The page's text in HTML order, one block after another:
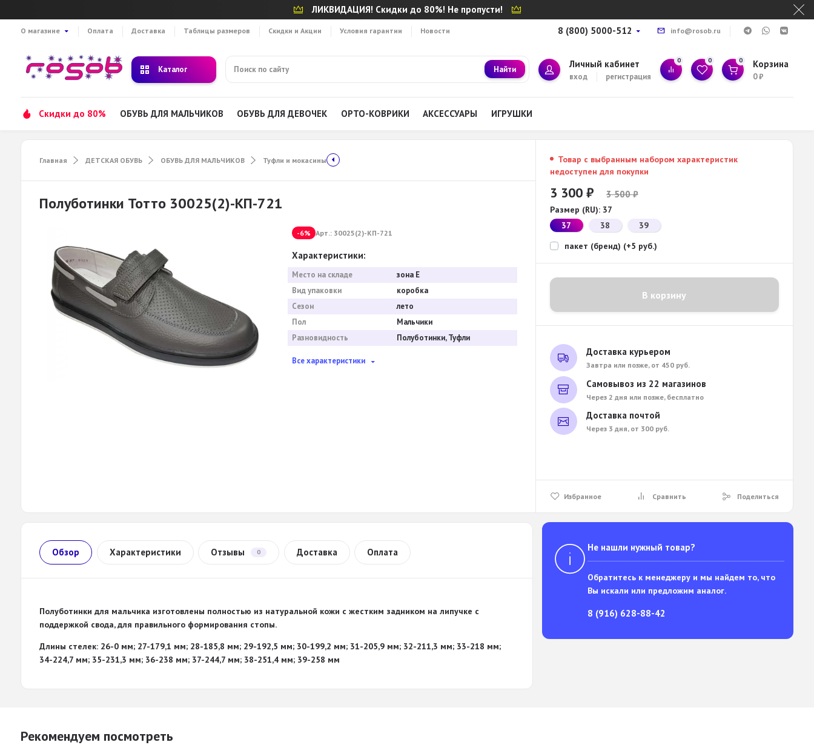
ЛИКВИДАЦИЯ! Скидки до 80%! Не пропусти!
О магазине Оплата Доставка Таблицы размеров Скидки и Акции Условия гарантии Новости 8 (800) 5000-512 info@rosob.ru
Каталог Найти Личный кабинет
вход регистрация
0 0 0 Корзина
0₽
Скидки до 80% ОБУВЬ ДЛЯ МАЛЬЧИКОВ ОБУВЬ ДЛЯ ДЕВОЧЕК ОРТО-КОВРИКИ АКСЕССУАРЫ ИГРУШКИ
Главная ДЕТСКАЯ ОБУВЬ ОБУВЬ ДЛЯ МАЛЬЧИКОВ Туфли и мокасины
Полуботинки Тотто 30025(2)-КП-721
-6% Арт.: 30025(2)-КП-721
Характеристики:
Место на складе
зона E
Вид упаковки
коробка
Сезон
лето
Пол
Мальчики
Разновидность
Полуботинки, Туфли
Все характеристики
Товар с выбранным набором характеристик
недоступен для покупки
3 300 ₽ 3 500₽
Размер (RU): 37
37
38
39
пакет (бренд) (+5 руб.)
В корзину
Доставка курьером
Завтра или позже, от 450 руб.
Самовывоз из 22 магазинов
Через 2 дня или позже, бесплатно
Доставка почтой
Через 3 дня, от 300 руб.
Избранное Сравнить Поделиться
Обзор Характеристики Отзывы 0 Доставка Оплата
Полуботинки для мальчика изготовлены полностью из натуральной кожи с жестким задником на липучке с
поддержкой свода, для правильного формирования стопы.
Длины стелек: 26-0 мм; 27-179,1 мм; 28-185,8 мм; 29-192,5 мм; 30-199,2 мм; 31-205,9 мм; 32-211,3 мм; 33-218 мм;
34-224,7 мм; 35-231,3 мм; 36-238 мм; 37-244,7 мм; 38-251,4 мм; 39-258 мм
Не нашли нужный товар?
Обратитесь к менеджеру и мы найдем то, что
Вы искали или предложим аналог.
8 (916) 628-88-42
Рекомендуем посмотреть